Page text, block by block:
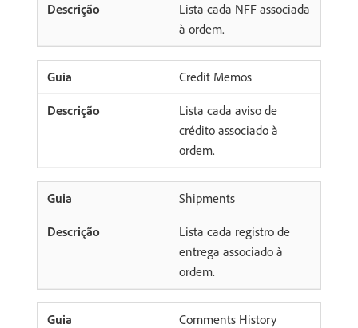
Lista cada NFF associada
à ordem.
Credit Memos
Lista cada aviso de
crédito associado à
ordem.
Shipments
Lista cada registro de
entrega associado à
ordem.
Comments History